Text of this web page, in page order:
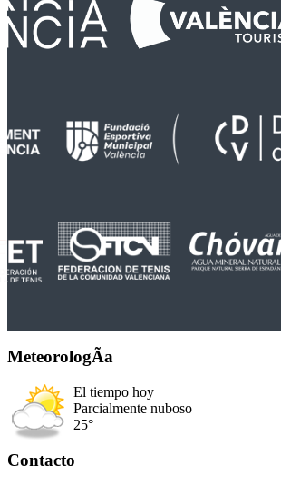
MeteorologÃ­a
El tiempo hoy
Parcialmente nuboso
25°
Contacto